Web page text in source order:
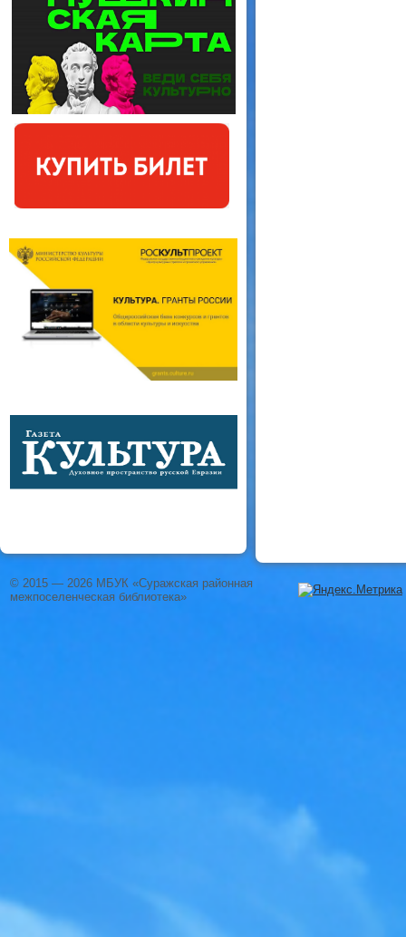
© 2015 — 2026 МБУК «Суражская районная
межпоселенческая библиотека»